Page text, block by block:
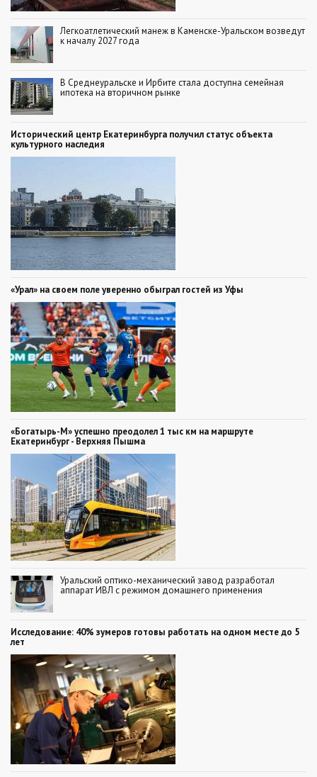
Легкоатлетический манеж в Каменске-Уральском возведут
к началу 2027 года
В Среднеуральске и Ирбите стала доступна семейная
ипотека на вторичном рынке
Исторический центр Екатеринбурга получил статус объекта
культурного наследия
«Урал» на своем поле уверенно обыграл гостей из Уфы
«Богатырь-М» успешно преодолел 1 тыс км на маршруте
Екатеринбург - Верхняя Пышма
Уральский оптико-механический завод разработал
аппарат ИВЛ с режимом домашнего применения
Исследование: 40% зумеров готовы работать на одном месте до 5
лет